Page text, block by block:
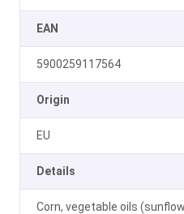
EAN
5900259117564
Origin
EU
Details
Corn, vegetable oils